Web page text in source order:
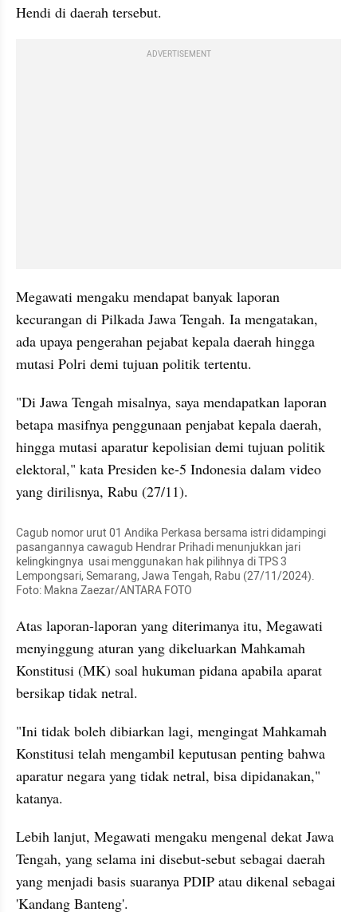
Hendi di daerah tersebut.
ADVERTISEMENT
Megawati mengaku mendapat banyak laporan
kecurangan di Pilkada Jawa Tengah. Ia mengatakan,
ada upaya pengerahan pejabat kepala daerah hingga
mutasi Polri demi tujuan politik tertentu.
"Di Jawa Tengah misalnya, saya mendapatkan laporan
betapa masifnya penggunaan penjabat kepala daerah,
hingga mutasi aparatur kepolisian demi tujuan politik
elektoral," kata Presiden ke-5 Indonesia dalam video
yang dirilisnya, Rabu (27/11).
Cagub nomor urut 01 Andika Perkasa bersama istri didampingi
pasangannya cawagub Hendrar Prihadi menunjukkan jari
kelingkingnya  usai menggunakan hak pilihnya di TPS 3
Lempongsari, Semarang, Jawa Tengah, Rabu (27/11/2024).
Foto: Makna Zaezar/ANTARA FOTO
Atas laporan-laporan yang diterimanya itu, Megawati
menyinggung aturan yang dikeluarkan Mahkamah
Konstitusi (MK) soal hukuman pidana apabila aparat
bersikap tidak netral.
"Ini tidak boleh dibiarkan lagi, mengingat Mahkamah
Konstitusi telah mengambil keputusan penting bahwa
aparatur negara yang tidak netral, bisa dipidanakan,"
katanya.
Lebih lanjut, Megawati mengaku mengenal dekat Jawa
Tengah, yang selama ini disebut-sebut sebagai daerah
yang menjadi basis suaranya PDIP atau dikenal sebagai
'Kandang Banteng'.